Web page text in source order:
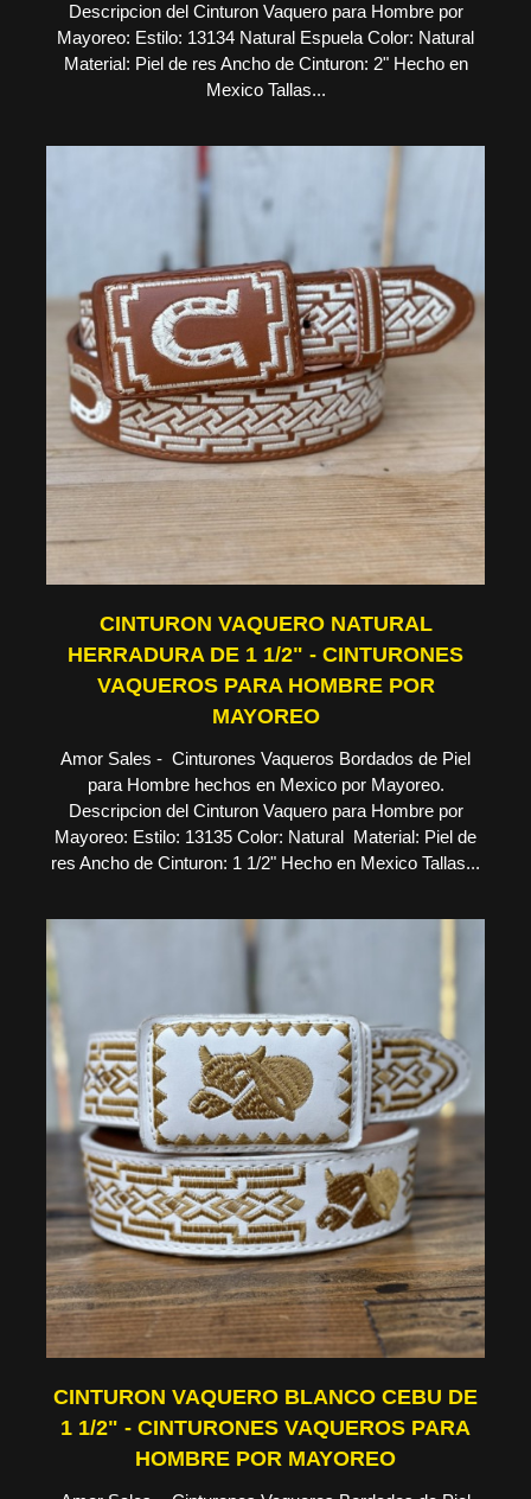
Descripcion del Cinturon Vaquero para Hombre por
Mayoreo: Estilo: 13134 Natural Espuela Color: Natural
Material: Piel de res Ancho de Cinturon: 2" Hecho en
Mexico Tallas...
CINTURON VAQUERO NATURAL
HERRADURA DE 1 1/2" - CINTURONES
VAQUEROS PARA HOMBRE POR
MAYOREO
Amor Sales - Cinturones Vaqueros Bordados de Piel
para Hombre hechos en Mexico por Mayoreo.
Descripcion del Cinturon Vaquero para Hombre por
Mayoreo: Estilo: 13135 Color: Natural Material: Piel de
res Ancho de Cinturon: 1 1/2" Hecho en Mexico Tallas...
CINTURON VAQUERO BLANCO CEBU DE
1 1/2" - CINTURONES VAQUEROS PARA
HOMBRE POR MAYOREO